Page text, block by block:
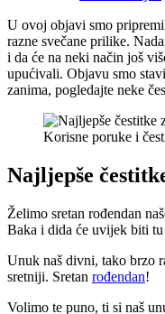
U ovoj objavi smo
razne svečane prilike.
i da će na neki način još
upućivali. Objavu smo
zanima, pogledajte neke
Korisne poruke i
Najljepše
Želimo sretan rođendan
Baka i dida će uvijek biti tu
Unuk naš divni, tako brzo
sretniji. Sretan rođendan!
Volimo te puno, ti si naš